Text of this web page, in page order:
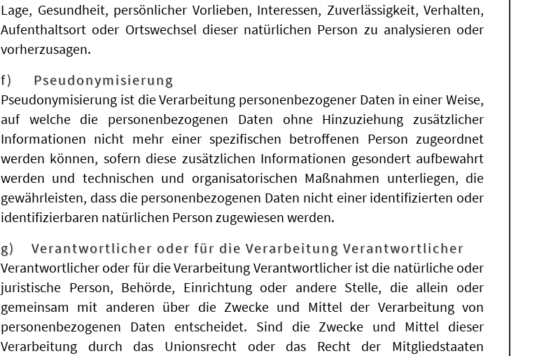
Lage, Gesundheit, persönlicher Vorlieben, Interessen, Zuverlässigkeit, Verhalten,
Aufenthaltsort oder Ortswechsel dieser natürlichen Person zu analysieren oder
vorherzusagen.
f) Pseudonymisierung
Pseudonymisierung ist die Verarbeitung personenbezogener Daten in einer Weise,
auf welche die personenbezogenen Daten ohne Hinzuziehung zusätzlicher
Informationen nicht mehr einer spezifischen betroffenen Person zugeordnet
werden können, sofern diese zusätzlichen Informationen gesondert aufbewahrt
werden und technischen und organisatorischen Maßnahmen unterliegen, die
gewährleisten, dass die personenbezogenen Daten nicht einer identifizierten oder
identifizierbaren natürlichen Person zugewiesen werden.
g) Verantwortlicher oder für die Verarbeitung Verantwortlicher
Verantwortlicher oder für die Verarbeitung Verantwortlicher ist die natürliche oder
juristische Person, Behörde, Einrichtung oder andere Stelle, die allein oder
gemeinsam mit anderen über die Zwecke und Mittel der Verarbeitung von
personenbezogenen Daten entscheidet. Sind die Zwecke und Mittel dieser
Verarbeitung durch das Unionsrecht oder das Recht der Mitgliedstaaten